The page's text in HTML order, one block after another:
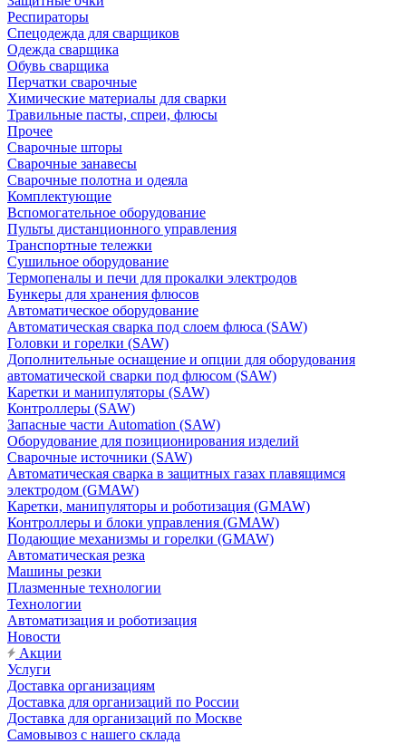
Респираторы
Спецодежда для сварщиков
Одежда сварщика
Обувь сварщика
Перчатки сварочные
Химические материалы для сварки
Травильные пасты, спреи, флюсы
Прочее
Сварочные шторы
Сварочные занавесы
Сварочные полотна и одеяла
Комплектующие
Вспомогательное оборудование
Пульты дистанционного управления
Транспортные тележки
Сушильное оборудование
Термопеналы и печи для прокалки электродов
Бункеры для хранения флюсов
Автоматическое оборудование
Автоматическая сварка под слоем флюса (SAW)
Головки и горелки (SAW)
Дополнительные оснащение и опции для оборудования
автоматической сварки под флюсом (SAW)
Каретки и манипуляторы (SAW)
Контроллеры (SAW)
Запасные части Automation (SAW)
Оборудование для позиционирования изделий
Сварочные источники (SAW)
Автоматическая сварка в защитных газах плавящимся
электродом (GMAW)
Каретки, манипуляторы и роботизация (GMAW)
Контроллеры и блоки управления (GMAW)
Подающие механизмы и горелки (GMAW)
Автоматическая резка
Машины резки
Плазменные технологии
Технологии
Автоматизация и роботизация
Новости
Акции
Услуги
Доставка организациям
Доставка для организаций по России
Доставка для организаций по Москве
Самовывоз с нашего склада